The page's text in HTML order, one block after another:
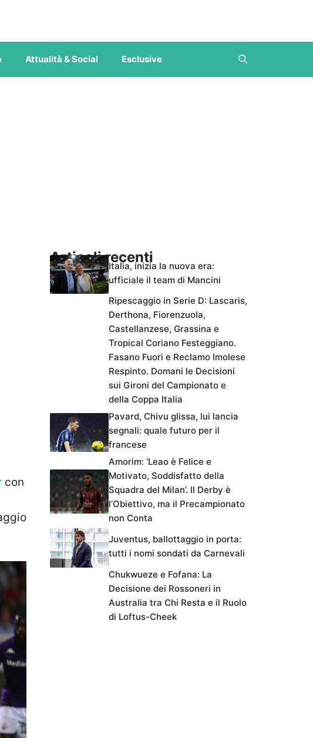
Attualità & Social Esclusive
con
Articoli recenti
Italia, inizia la nuova era:
ufficiale il team di Mancini
Ripescaggio in Serie D: Lascaris,
Derthona, Fiorenzuola,
Castellanzese, Grassina e
Tropical Coriano Festeggiano.
Fasano Fuori e Reclamo Imolese
Respinto. Domani le Decisioni
sui Gironi del Campionato e
della Coppa Italia
Pavard, Chivu glissa, lui lancia
segnali: quale futuro per il
francese
Amorim: ‘Leao è Felice e
Motivato, Soddisfatto della
Squadra del Milan’. Il Derby è
l’Obiettivo, ma il Precampionato
non Conta
Juventus, ballottaggio in porta:
tutti i nomi sondati da Carnevali
Chukwueze e Fofana: La
Decisione dei Rossoneri in
Australia tra Chi Resta e il Ruolo
di Loftus-Cheek